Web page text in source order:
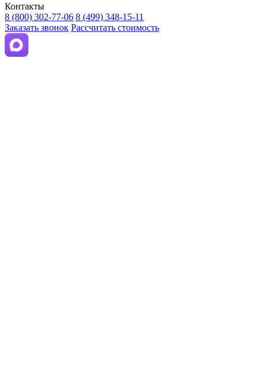
Контакты
8 (800) 302-77-06 8 (499) 348-15-11
Заказать звонок Рассчитать стоимость